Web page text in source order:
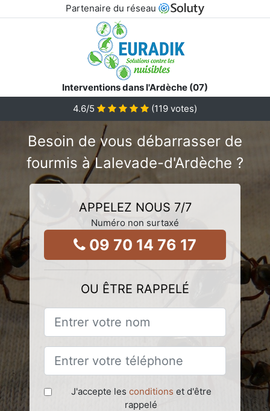
Partenaire du réseau
Interventions dans l'Ardèche (07)
4.6/5 (119 votes)
Besoin de vous débarrasser de
fourmis à Lalevade-d'Ardèche ?
APPELEZ NOUS 7/7
Numéro non surtaxé
09 70 14 76 17
OU ÊTRE RAPPELÉ
J'accepte les conditions et d'être
rappelé